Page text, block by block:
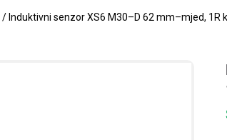
/ Induktivni senzor XS6 M30–D 62 mm–mjed, 1R